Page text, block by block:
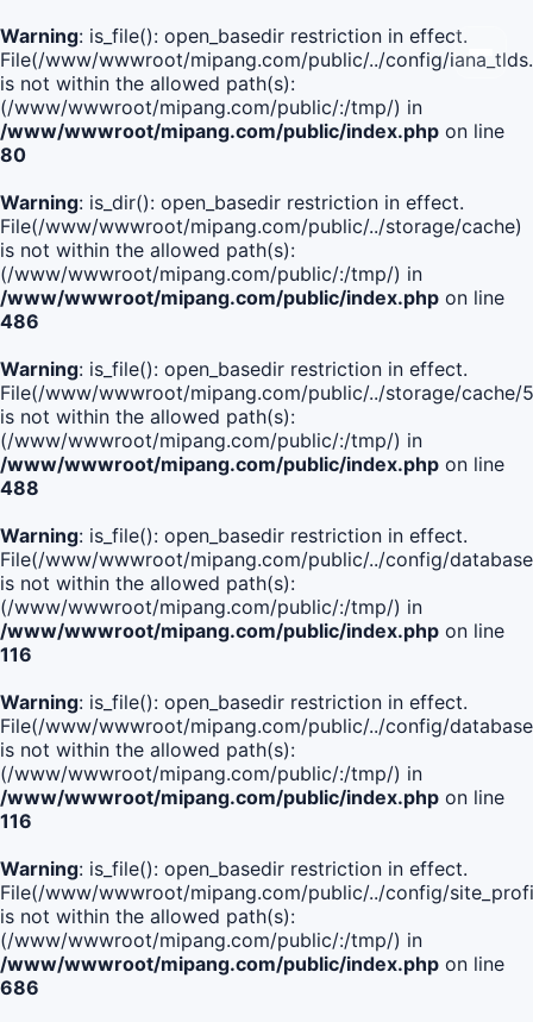
Warning: is_file(): open_basedir restriction in effect.
File(/www/wwwroot/mipang.com/public/../config/
is not within the allowed path(s):
(/www/wwwroot/mipang.com/public/:/tmp/) in
/www/wwwroot/mipang.com/public/index.php on line
80
Warning: is_dir(): open_basedir restriction in effect.
File(/www/wwwroot/mipang.com/public/../storage/cache)
is not within the allowed path(s):
(/www/wwwroot/mipang.com/public/:/tmp/) in
/www/wwwroot/mipang.com/public/index.php on line
486
Warning: is_file(): open_basedir restriction in effect.
File(/www/wwwroot/mipang.com/public/../storage/
is not within the allowed path(s):
(/www/wwwroot/mipang.com/public/:/tmp/) in
/www/wwwroot/mipang.com/public/index.php on line
488
Warning: is_file(): open_basedir restriction in effect.
File(/www/wwwroot/mipang.com/public/../config/
is not within the allowed path(s):
(/www/wwwroot/mipang.com/public/:/tmp/) in
/www/wwwroot/mipang.com/public/index.php on line
116
Warning: is_file(): open_basedir restriction in effect.
File(/www/wwwroot/mipang.com/public/../config/
is not within the allowed path(s):
(/www/wwwroot/mipang.com/public/:/tmp/) in
/www/wwwroot/mipang.com/public/index.php on line
116
Warning: is_file(): open_basedir restriction in effect.
File(/www/wwwroot/mipang.com/public/../config/
is not within the allowed path(s):
(/www/wwwroot/mipang.com/public/:/tmp/) in
/www/wwwroot/mipang.com/public/index.php on line
686